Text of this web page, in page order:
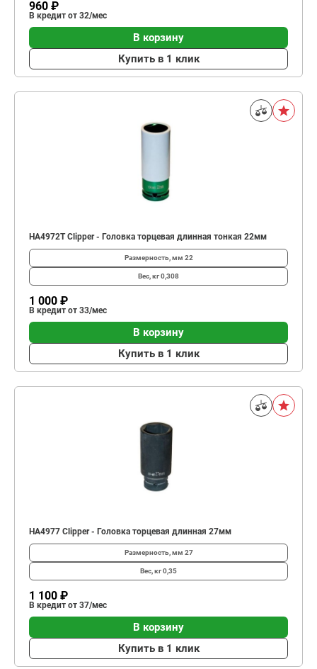
960 ₽
В кредит от 32/мес
В корзину
Купить в 1 клик
HA4972T Clipper - Головка торцевая длинная тонкая 22мм
Размерность, мм 22
Вес, кг0,308
1 000 ₽
В кредит от 33/мес
В корзину
Купить в 1 клик
HA4977 Clipper - Головка торцевая длинная 27мм
Размерность, мм 27
Вес, кг0,35
1 100 ₽
В кредит от 37/мес
В корзину
Купить в 1 клик